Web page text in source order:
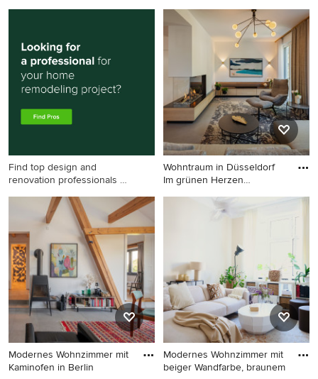
Modernes Wohnzimmer in
Modernes Wohnzimmer mit
beiger Wandfarbe, hellem
Holzboden, TV-Wand und
beigem Boden in Frankfurt
am Main
Find top design and
renovation professionals on
Wohntraum in Düsseldorf
Im grünen Herzen
Modernes Wohnzimmer in
Modernes Wohnzimmer mit
Kaminofen in Berlin
Modernes Wohnzimmer mit
beiger Wandfarbe, braunem